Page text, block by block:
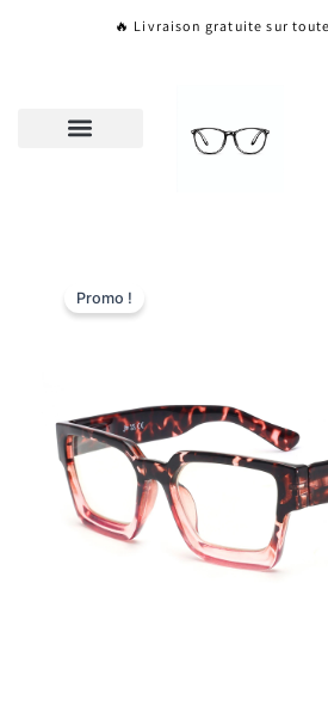
🔥 Livraison gratuite sur
Promo !